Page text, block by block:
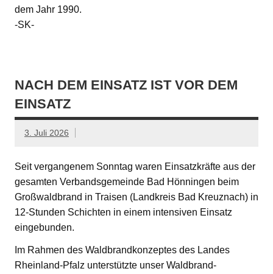
dem Jahr 1990.
-SK-
NACH DEM EINSATZ IST VOR DEM
EINSATZ
3. Juli 2026
Seit vergangenem Sonntag waren Einsatzkräfte aus der
gesamten Verbandsgemeinde Bad Hönningen beim
Großwaldbrand in Traisen (Landkreis Bad Kreuznach) in
12-Stunden Schichten in einem intensiven Einsatz
eingebunden.
Im Rahmen des Waldbrandkonzeptes des Landes
Rheinland-Pfalz unterstützte unser Waldbrand-